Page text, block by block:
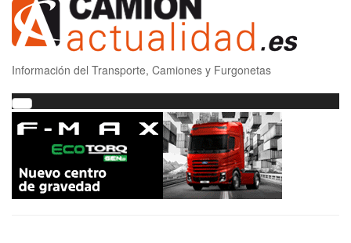
Información del Transporte, Camiones y Furgonetas